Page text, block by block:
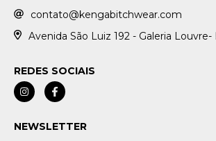
contato@kengabitchwear.com
Avenida São Luiz 192 - Galeria Louvre-
REDES SOCIAIS
NEWSLETTER